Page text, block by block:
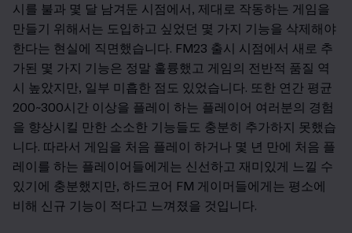
시를 불과 몇 달 남겨둔 시점에서, 제대로 작동하는 게임을
만들기 위해서는 도입하고 싶었던 몇 가지 기능을 삭제해야
한다는 현실에 직면했습니다. FM23 출시 시점에서 새로 추
가된 몇 가지 기능은 정말 훌륭했고 게임의 전반적 품질 역
시 높았지만, 일부 미흡한 점도 있었습니다. 또한 연간 평균
200~300시간 이상을 플레이 하는 플레이어 여러분의 경험
을 향상시킬 만한 소소한 기능들도 충분히 추가하지 못했습
니다. 따라서 게임을 처음 플레이 하거나 몇 년 만에 처음 플
레이를 하는 플레이어들에게는 신선하고 재미있게 느낄 수
있기에 충분했지만, 하드코어 FM 게이머들에게는 평소에
비해 신규 기능이 적다고 느껴졌을 것입니다.